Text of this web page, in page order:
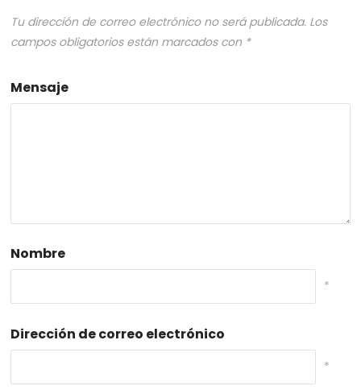
Tu dirección de correo electrónico no será publicada. Los
campos obligatorios están marcados con *
Mensaje
Nombre
*
Dirección de correo electrónico
*